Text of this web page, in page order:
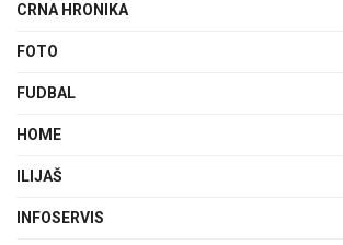
CRNA HRONIKA
FOTO
FUDBAL
HOME
ILIJAŠ
INFOSERVIS